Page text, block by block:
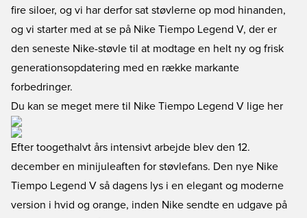
fire siloer, og vi har derfor sat støvlerne op mod hinanden,
og vi starter med at se på Nike Tiempo Legend V, der er
den seneste Nike-støvle til at modtage en helt ny og frisk
generationsopdatering med en række markante
forbedringer.
Du kan se meget mere til Nike Tiempo Legend V lige her
Efter toogethalvt års intensivt arbejde blev den 12.
december en minijuleaften for støvlefans. Den nye Nike
Tiempo Legend V så dagens lys i en elegant og moderne
version i hvid og orange, inden Nike sendte en udgave på